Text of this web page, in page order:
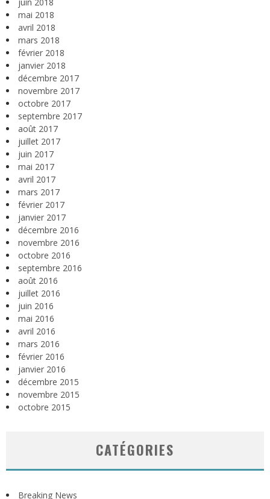
mai 2018
avril 2018
mars 2018
février 2018
janvier 2018
décembre 2017
novembre 2017
octobre 2017
septembre 2017
août 2017
juillet 2017
juin 2017
mai 2017
avril 2017
mars 2017
février 2017
janvier 2017
décembre 2016
novembre 2016
octobre 2016
septembre 2016
août 2016
juillet 2016
juin 2016
mai 2016
avril 2016
mars 2016
février 2016
janvier 2016
décembre 2015
novembre 2015
octobre 2015
CATÉGORIES
Breaking News